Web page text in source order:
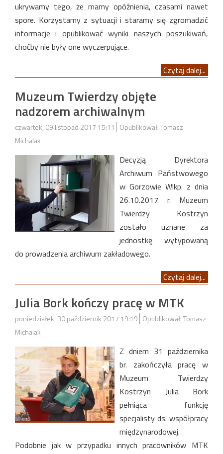
ukrywamy tego, że mamy opóźnienia, czasami nawet
spore. Korzystamy z sytuacji i staramy się zgromadzić
informacje i opublikować wyniki naszych poszukiwań,
choćby nie były one wyczerpujące.
Czytaj dalej...
Muzeum Twierdzy objęte
nadzorem archiwalnym
czwartek, 09 listopad 2017 15:11
Opublikował: Tomasz
Michalak
Decyzją Dyrektora
Archiwum Państwowego
w Gorzowie Wlkp. z dnia
26.10.2017 r. Muzeum
Twierdzy Kostrzyn
zostało uznane za
jednostkę wytypowaną
do prowadzenia archiwum zakładowego.
Czytaj dalej...
Julia Bork kończy pracę w MTK
poniedziałek, 30 październik 2017 19:19 Opublikował: Tomasz
Michalak
Z dniem 31 października
br. zakończyła pracę w
Muzeum Twierdzy
Kostrzyn Julia Bork
pełniąca funkcję
specjalisty ds. współpracy
międzynarodowej.
Podobnie jak w przypadku innych pracowników MTK